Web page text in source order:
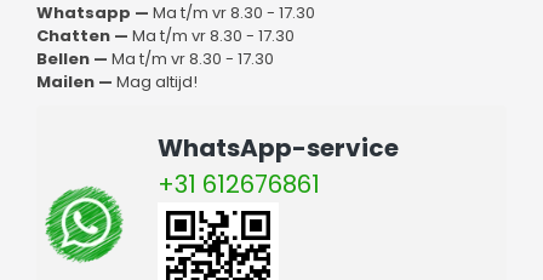
Whatsapp — Ma t/m vr 8.30 - 17.30
Chatten — Ma t/m vr 8.30 - 17.30
Bellen — Ma t/m vr 8.30 - 17.30
Mailen — Mag altijd!
WhatsApp-service
+31 612676861